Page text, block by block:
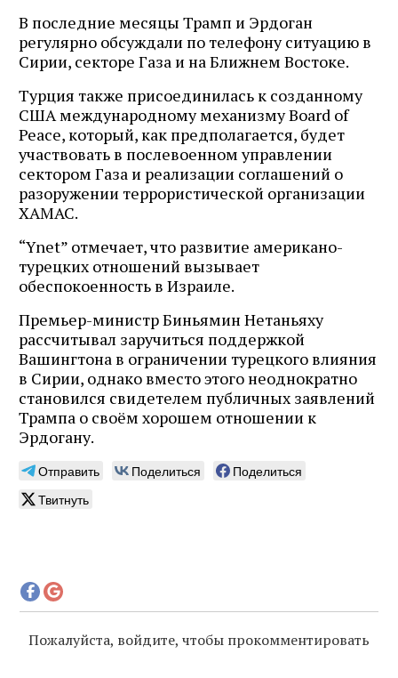
В последние месяцы Трамп и Эрдоган
регулярно обсуждали по телефону ситуацию в
Сирии, секторе Газа и на Ближнем Востоке.
Турция также присоединилась к созданному
США международному механизму Board of
Peace, который, как предполагается, будет
участвовать в послевоенном управлении
сектором Газа и реализации соглашений о
разоружении террористической организации
ХАМАС.
“Ynet” отмечает, что развитие американо-
турецких отношений вызывает
обеспокоенность в Израиле.
Премьер-министр Биньямин Нетаньяху
рассчитывал заручиться поддержкой
Вашингтона в ограничении турецкого влияния
в Сирии, однако вместо этого неоднократно
становился свидетелем публичных заявлений
Трампа о своём хорошем отношении к
Эрдогану.
Отправить Поделиться
Поделиться
Твитнуть
Пожалуйста, войдите, чтобы прокомментировать